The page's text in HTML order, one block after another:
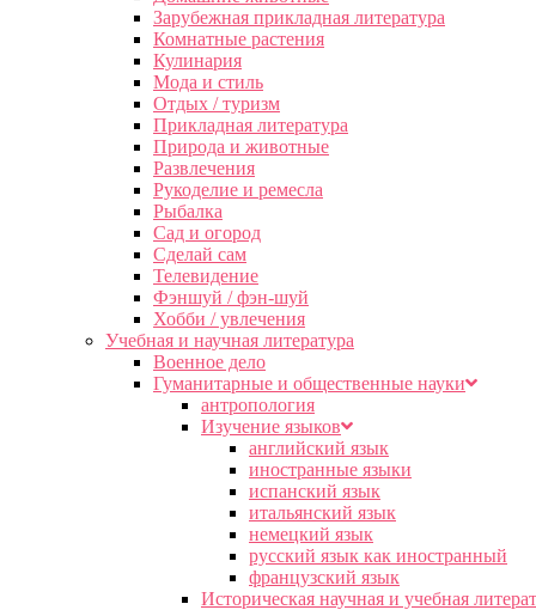
Зарубежная прикладная литература
Комнатные растения
Кулинария
Мода и стиль
Отдых / туризм
Прикладная литература
Природа и животные
Развлечения
Рукоделие и ремесла
Рыбалка
Сад и огород
Сделай сам
Телевидение
Фэншуй / фэн-шуй
Хобби / увлечения
Учебная и научная литература
Военное дело
Гуманитарные и общественные науки
антропология
Изучение языков
английский язык
иностранные языки
испанский язык
итальянский язык
немецкий язык
русский язык как иностранный
французский язык
Историческая научная и учебная